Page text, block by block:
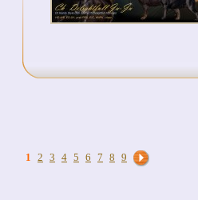
1 2 3 4 5 6 7 8 9